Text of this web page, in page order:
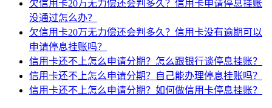
欠信用卡20万无力偿还会判多久？信用卡申请停息挂账
没通过怎么办？
欠信用卡20万无力偿还会判多久？信用卡没有逾期可以
申请停息挂账吗？
信用卡还不上怎么申请分期？怎么跟银行谈停息挂账？
信用卡还不上怎么申请分期？自己能办理停息挂账吗？
信用卡还不上怎么申请分期？如何做信用卡停息挂账？